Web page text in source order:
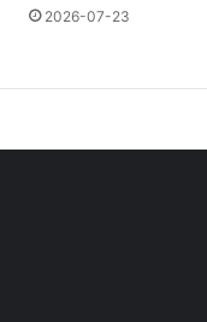
2026-07-23